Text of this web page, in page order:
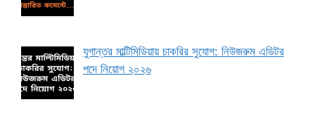
যুগান্তর মাল্টিমিডিয়ায় চাকরির সুযোগ: নিউজরুম এডিটর
পদে নিয়োগ ২০২৬